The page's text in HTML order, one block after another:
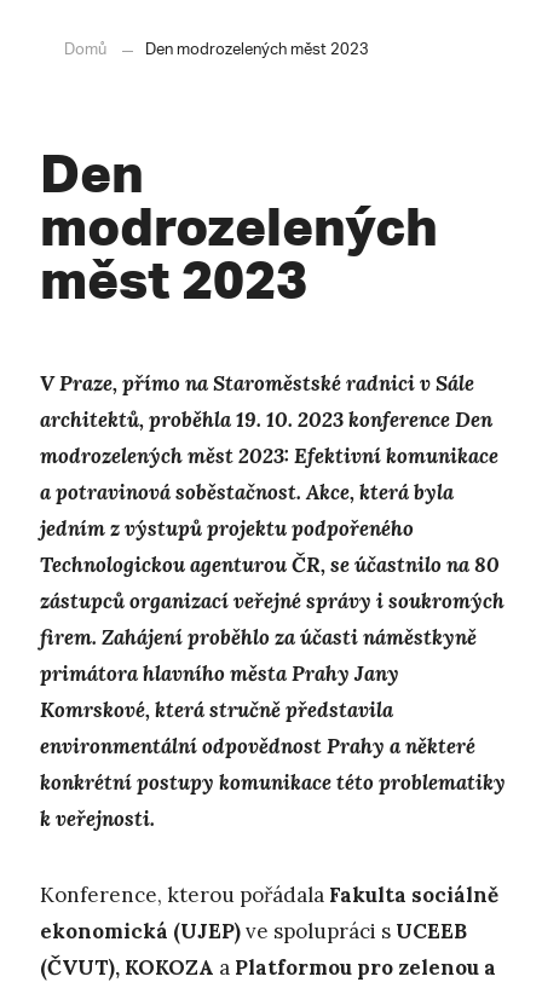
Domů Den modrozelených měst 2023
Den
modrozelených
měst 2023
V Praze, přímo na Staroměstské radnici v Sále
architektů, proběhla 19. 10. 2023 konference Den
modrozelených měst 2023: Efektivní komunikace
a potravinová soběstačnost. Akce, která byla
jedním z výstupů projektu podpořeného
Technologickou agenturou ČR, se účastnilo na 80
zástupců organizací veřejné správy i soukromých
firem. Zahájení proběhlo za účasti náměstkyně
primátora hlavního města Prahy Jany
Komrskové, která stručně představila
environmentální odpovědnost Prahy a některé
konkrétní postupy komunikace této problematiky
k veřejnosti.
Konference, kterou pořádala Fakulta sociálně
ekonomická (UJEP)ve spolupráci s UCEEB
(ČVUT), KOKOZA a Platformou pro zelenou a